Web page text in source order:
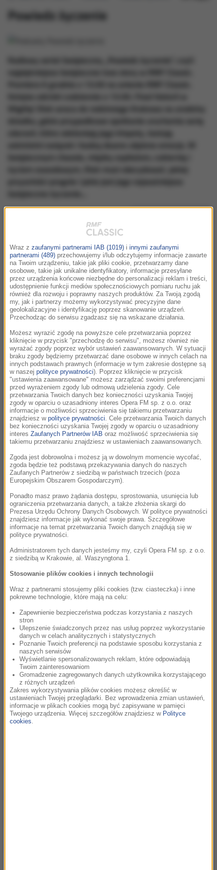
Powiedz życzenie
Radiowy serial świąteczny „Powiedz życzenie”, czyli
najpiękniejsze świąteczne love story w RMF Classic.
Wigilię! Olek wraca do rodzinnego Krakowa na urodziny
dziadka, gdzie przypadkowe spotkanie uruchamia serię
zdarzeń, które odsłaniają jego kłopoty, testują
przyszłości pragnie i jakie jest jego najważniejsze
Wybrany odcinek podcastu:
Jak wygląda stegozaur - odcinek 10
Odtwórz
00:00
Wycisz
Udostępnij
Wszystkie odcinki podcastu:
Powrót na święta do domu - odcinek 1 03:06
Spotkanie po latach - odcinek 2 03:45
To kiedy ślub? - odcinek 3 03:26
Słodkie chwile - odcinek 4
Stara miłość nie rdzewieje - odcinek 5 03:13
Urodziny - odcinek 6
Ostry dyżur - odcinek 7
Poznaj mojego eks - odcinek 8 04:25
Prawda wychodzi na jaw - odcinek 9 03:05
Jak wygląda stegozaur - odcinek 10 03:44
Telefony, telefony - odcinek 11 03:19
O, choinka! - odcinek 12
Za głosem serca - odcinek 13
Wraz z zaufanymi partnerami IAB (1019) i innymi zaufanymi
partnerami (489) przechowujemy i/lub odczytujemy informacje zawarte
na Twoim urządzeniu, takie jak pliki cookie, przetwarzamy dane
osobowe, takie jak unikalne identyfikatory, informacje przesyłane
przez urządzenia końcowe niezbędne do personalizacji reklam i treści,
udostępnienie funkcji mediów społecznościowych pomiaru ruchu jak
również dla rozwoju i poprawny naszych produktów. Za Twoją zgodą
my, jak i partnerzy możemy wykorzystywać precyzyjne dane
geolokalizacyjne i identyfikację poprzez skanowanie urządzeń.
Przechodząc do serwisu zgadzasz się na wskazane działania.
Możesz wyrazić zgodę na powyższe cele przetwarzania poprzez
kliknięcie w przycisk "przechodzę do serwisu", możesz również nie
wyrażać zgody poprzez wybór ustawień zaawansowanych. W sytuacji
braku zgody będziemy przetwarzać dane osobowe w innych celach na
innych podstawach prawnych (informacje w tym zakresie dostępne są
w naszej polityce prywatności). Poprzez kliknięcie w przycisk
"ustawienia zaawansowane" możesz zarządzać swoimi preferencjami
przed wyrażeniem zgody lub odmową udzielenia zgody. Cele
przetwarzania Twoich danych bez konieczności uzyskania Twojej
zgody w oparciu o uzasadniony interes Opera FM sp. z o.o. oraz
informacje o możliwości sprzeciwienia się takiemu przetwarzaniu
znajdziesz w polityce prywatności . Cele przetwarzania Twoich danych
bez konieczności uzyskania Twojej zgody w oparciu o uzasadniony
interes Zaufanych Partnerów IAB oraz możliwość sprzeciwienia się
takiemu przetwarzaniu znajdziesz w ustawieniach zaawansowanych.
Zgoda jest dobrowolna i możesz ją w dowolnym momencie wycofać,
zgoda będzie też podstawą przekazywania danych do naszych
Zaufanych Partnerów z siedzibą w państwach trzecich (poza
Europejskim Obszarem Gospodarczym).
Ponadto masz prawo żądania dostępu, sprostowania, usunięcia lub
ograniczenia przetwarzania danych, a także złożenia skargi do
Prezesa Urzędu Ochrony Danych Osobowych. W polityce prywatności
znajdziesz informacje jak wykonać swoje prawa. Szczegółowe
informacje na temat przetwarzania Twoich danych znajdują się w
polityce prywatności.
Administratorem tych danych jesteśmy my, czyli Opera FM sp. z o.o.
z siedzibą w Krakowie, al. Waszyngtona 1.
Stosowanie plików cookies i innych technologii
Wraz z partnerami stosujemy pliki cookies (tzw. ciasteczka) i inne
pokrewne technologie, które mają na celu:
Zapewnienie bezpieczeństwa podczas korzystania z naszych
stron
Ulepszenie świadczonych przez nas usług poprzez wykorzystanie
danych w celach analitycznych i statystycznych
Poznanie Twoich preferencji na podstawie sposobu korzystania z
naszych serwisów
Wyświetlanie spersonalizowanych reklam, które odpowiadają
Twoim zainteresowaniom
Gromadzenie zagregowanych danych użytkownika korzystającego
z różnych urządzeń
Zakres wykorzystywania plików cookies możesz określić w
ustawieniach Twojej przeglądarki. Bez wprowadzenia zmian ustawień,
informacje w plikach cookies mogą być zapisywane w pamięci
Twojego urządzenia. Więcej szczegółów znajdziesz w Polityce
cookies